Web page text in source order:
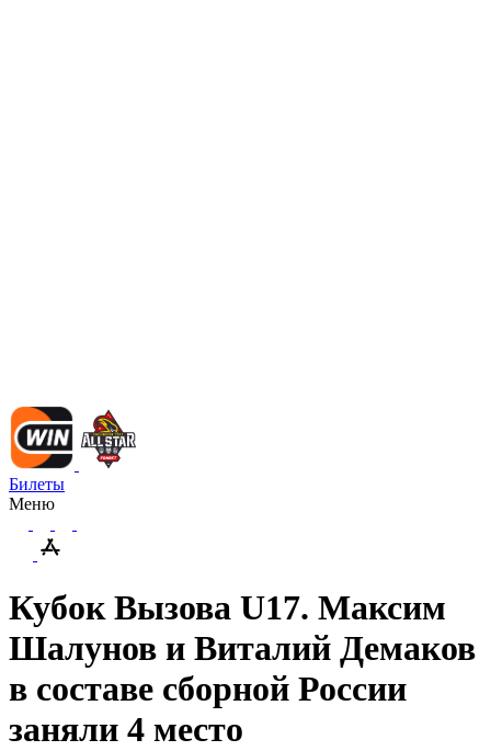
Билеты
Меню
Кубок Вызова U17. Максим
Шалунов и Виталий Демаков
в составе сборной России
заняли 4 место